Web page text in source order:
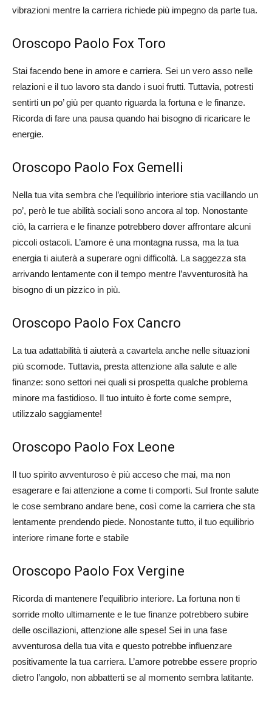
vibrazioni mentre la carriera richiede più impegno da parte tua.
Oroscopo Paolo Fox Toro
Stai facendo bene in amore e carriera. Sei un vero asso nelle
relazioni e il tuo lavoro sta dando i suoi frutti. Tuttavia, potresti
sentirti un po’ giù per quanto riguarda la fortuna e le finanze.
Ricorda di fare una pausa quando hai bisogno di ricaricare le
energie.
Oroscopo Paolo Fox Gemelli
Nella tua vita sembra che l’equilibrio interiore stia vacillando un
po’, però le tue abilità sociali sono ancora al top. Nonostante
ciò, la carriera e le finanze potrebbero dover affrontare alcuni
piccoli ostacoli. L’amore è una montagna russa, ma la tua
energia ti aiuterà a superare ogni difficoltà. La saggezza sta
arrivando lentamente con il tempo mentre l’avventurosità ha
bisogno di un pizzico in più.
Oroscopo Paolo Fox Cancro
La tua adattabilità ti aiuterà a cavartela anche nelle situazioni
più scomode. Tuttavia, presta attenzione alla salute e alle
finanze: sono settori nei quali si prospetta qualche problema
minore ma fastidioso. Il tuo intuito è forte come sempre,
utilizzalo saggiamente!
Oroscopo Paolo Fox Leone
Il tuo spirito avventuroso è più acceso che mai, ma non
esagerare e fai attenzione a come ti comporti. Sul fronte salute
le cose sembrano andare bene, così come la carriera che sta
lentamente prendendo piede. Nonostante tutto, il tuo equilibrio
interiore rimane forte e stabile
Oroscopo Paolo Fox Vergine
Ricorda di mantenere l’equilibrio interiore. La fortuna non ti
sorride molto ultimamente e le tue finanze potrebbero subire
delle oscillazioni, attenzione alle spese! Sei in una fase
avventurosa della tua vita e questo potrebbe influenzare
positivamente la tua carriera. L’amore potrebbe essere proprio
dietro l’angolo, non abbatterti se al momento sembra latitante.